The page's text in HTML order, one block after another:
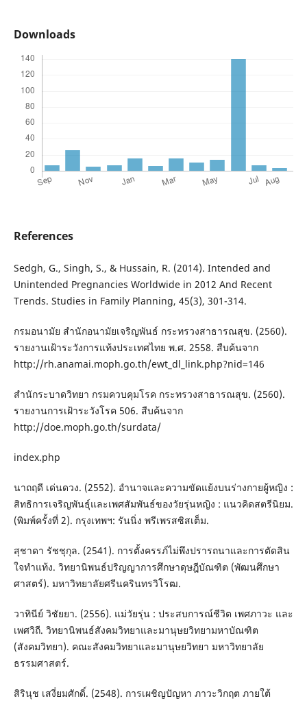
Downloads
References
Sedgh, G., Singh, S., & Hussain, R. (2014). Intended and
Unintended Pregnancies Worldwide in 2012 And Recent
Trends. Studies in Family Planning, 45(3), 301-314.
กรมอนามัย สำนักอนามัยเจริญพันธ์ กระทรวงสาธารณสุข. (2560).
รายงานเฝ้าระวังการแท้งประเทศไทย พ.ศ. 2558. สืบค้นจาก
http://rh.anamai.moph.go.th/ewt_dl_link.php?nid=146
สำนักระบาดวิทยา กรมควบคุมโรค กระทรวงสาธารณสุข. (2560).
รายงานการเฝ้าระวังโรค 506. สืบค้นจาก
http://doe.moph.go.th/surdata/
index.php
นาถฤดี เด่นดวง. (2552). อำนาจและความขัดแย้งบนร่างกายผู้หญิง :
สิทธิการเจริญพันธุ์และเพศสัมพันธ์ของวัยรุ่นหญิง : แนวคิดสตรีนิยม.
(พิมพ์ครั้งที่ 2). กรุงเทพฯ: รันนิ่ง พรีเพรสซิสเต็ม.
สุชาดา รัชชุกุล. (2541). การตั้งครรภ์ไม่พึงปรารถนาและการตัดสิน
ใจทำแท้ง. วิทยานิพนธ์ปริญญาการศึกษาดุษฎีบัณฑิต (พัฒนศึกษา
ศาสตร์). มหาวิทยาลัยศรีนครินทรวิโรฒ.
วาทินีย์ วิชัยยา. (2556). แม่วัยรุ่น : ประสบการณ์ชีวิต เพศภาวะ และ
เพศวิถี. วิทยานิพนธ์สังคมวิทยาและมานุษยวิทยามหาบัณฑิต
(สังคมวิทยา). คณะสังคมวิทยาและมานุษยวิทยา มหาวิทยาลัย
ธรรมศาสตร์.
สิรินุช เสงี่ยมศักดิ์. (2548). การเผชิญปัญหา ภาวะวิกฤต ภายใต้